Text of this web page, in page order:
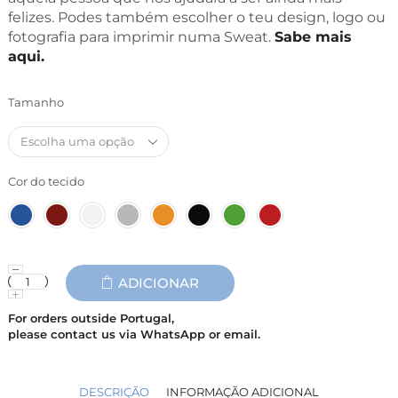
felizes. Podes também escolher o teu design, logo ou
fotografia para imprimir numa Sweat. Sabe mais
aqui.
Tamanho
Cor do tecido
ADICIONAR
For orders outside Portugal,
please contact us via WhatsApp or email.
DESCRIÇÃO INFORMAÇÃO ADICIONAL